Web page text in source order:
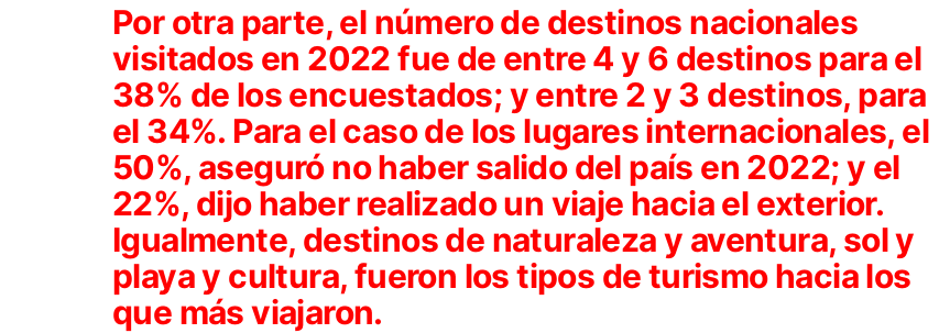
Por otra parte, el número de destinos nacionales
visitados en 2022 fue de entre 4 y 6 destinos para el
38% de los encuestados; y entre 2 y 3 destinos, para
el 34%. Para el caso de los lugares internacionales, el
50%, aseguró no haber salido del país en 2022; y el
22%, dijo haber realizado un viaje hacia el exterior.
Igualmente, destinos de naturaleza y aventura, sol y
playa y cultura, fueron los tipos de turismo hacia los
que más viajaron.